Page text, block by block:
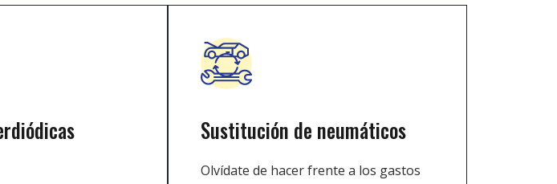
Sustitución de neumáticos
Olvídate de hacer frente a los gastos